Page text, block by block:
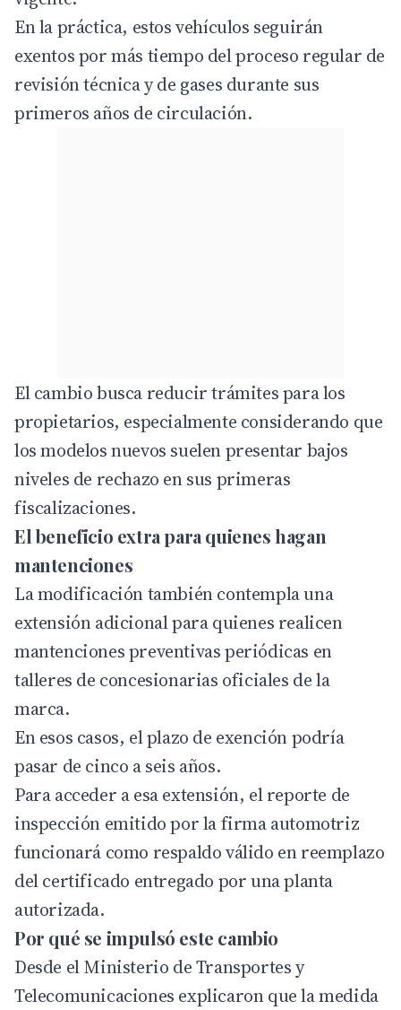
En la práctica, estos vehículos seguirán
exentos por más tiempo del proceso regular de
revisión técnica y de gases durante sus
primeros años de circulación.
El cambio busca reducir trámites para los
propietarios, especialmente considerando que
los modelos nuevos suelen presentar bajos
niveles de rechazo en sus primeras
fiscalizaciones.
El beneficio extra para quienes hagan
mantenciones
La modificación también contempla una
extensión adicional para quienes realicen
mantenciones preventivas periódicas en
talleres de concesionarias oficiales de la
marca.
En esos casos, el plazo de exención podría
pasar de cinco a seis años.
Para acceder a esa extensión, el reporte de
inspección emitido por la firma automotriz
funcionará como respaldo válido en reemplazo
del certificado entregado por una planta
autorizada.
Por qué se impulsó este cambio
Desde el Ministerio de Transportes y
Telecomunicaciones explicaron que la medida